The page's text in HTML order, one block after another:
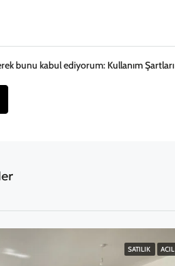
bunu kabul ediyorum: Kullanım Şartları
SATILIK ACIL